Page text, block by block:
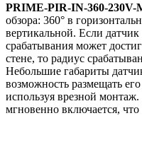
PRIME-PIR-IN-360-230V-
обзора: 360° в
вертикальной. Если
срабатывания может
стене, то радиус
Небольшие габариты
возможность размещать
используя врезной
мгновенно включается,